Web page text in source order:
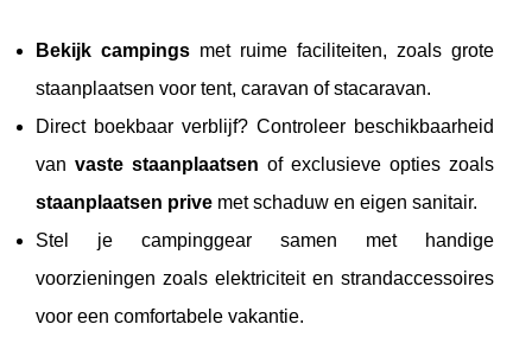
Bekijk campingsmet ruime faciliteiten, zoals grote
staanplaatsen voor tent, caravan of stacaravan.
Direct boekbaar verblijf? Controleer beschikbaarheid
van vaste staanplaatsen of exclusieve opties zoals
staanplaatsen prive met schaduw en eigen sanitair.
Stel je campinggear samen met handige
voorzieningen zoals elektriciteit en strandaccessoires
voor een comfortabele vakantie.